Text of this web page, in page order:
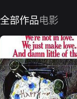
全部作品电影